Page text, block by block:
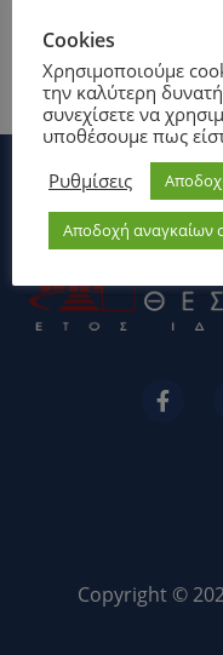
Copyright ©
Cookies
Χρησιμοποιούμε
την καλύτερη
συνεχίσετε να
υποθέσουμε πως
Ρυθμίσεις
Αποδοχή αναγκαίων